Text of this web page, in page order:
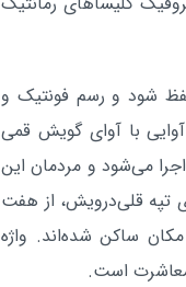
شود و رسم فونتیک و
با آوای گویش قمی
می‌شود و مردمان این
تپه قلی‌درویش، از هفت
ساکن شده‌اند. واژه
معاشرت است.